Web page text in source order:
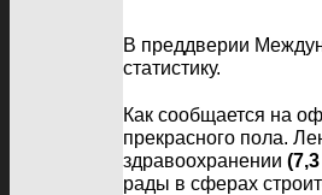
В преддверии
статистику.
Как сообщается на
прекрасного пола.
здравоохранении
рады в сферах